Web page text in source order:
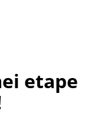
etape